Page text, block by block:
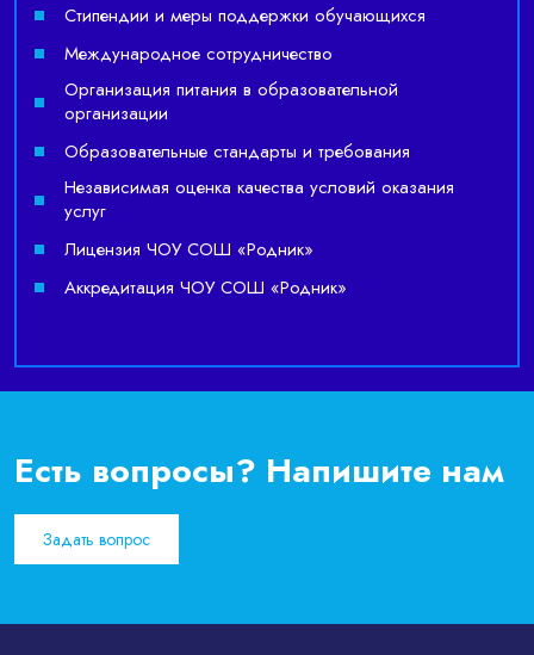
Стипендии и меры поддержки обучающихся
Международное сотрудничество
Организация питания в образовательной
организации
Образовательные стандарты и требования
Независимая оценка качества условий оказания
услуг
Лицензия ЧОУ СОШ «Родник»
Аккредитация ЧОУ СОШ «Родник»
Есть вопросы? Напишите нам
Задать вопрос